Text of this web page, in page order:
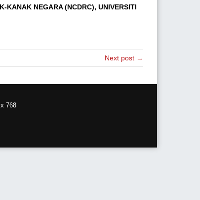
KANAK NEGARA (NCDRC), UNIVERSITI
Next post →
768